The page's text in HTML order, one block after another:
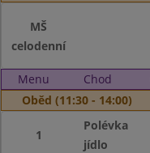
MŠ
celodenní
Menu Chod
Oběd (11:30 - 14:00)
1
Polévka
jídlo